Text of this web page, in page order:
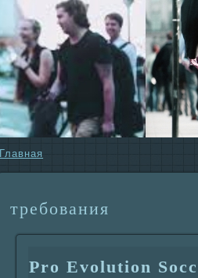
Главнaя
требования
Pro Evolution